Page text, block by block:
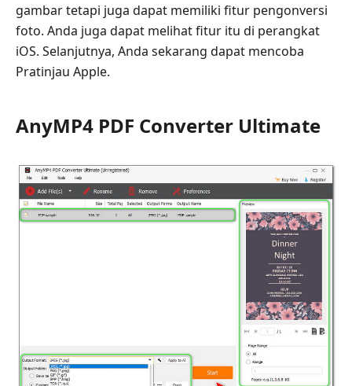
gambar tetapi juga dapat memiliki fitur pengonversi
foto. Anda juga dapat melihat fitur itu di perangkat
iOS. Selanjutnya, Anda sekarang dapat mencoba
Pratinjau Apple.
AnyMP4 PDF Converter Ultimate